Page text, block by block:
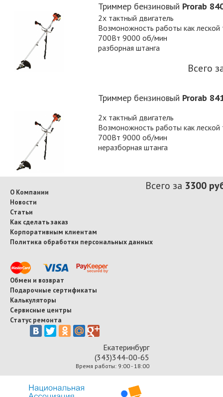
Триммер бензиновый Prorab
2х тактный двигатель
Возмоножность работы как
700Вт 9000 об/мин
разборная штанга
Всего
Триммер бензиновый Prorab
2х тактный двигатель
Возмоножность работы как
700Вт 9000 об/мин
неразборная штанга
Всего за 3300
О Компании
Новости
Статьи
Как сделать заказ
Корпоративным клиентам
Политика обработки персональных данных
Обмен и возврат
Подарочные сертификаты
Калькуляторы
Сервисные центры
Статус ремонта
Екатеринбург
(343)344-00-65
Время работы: 9:00 - 18:00